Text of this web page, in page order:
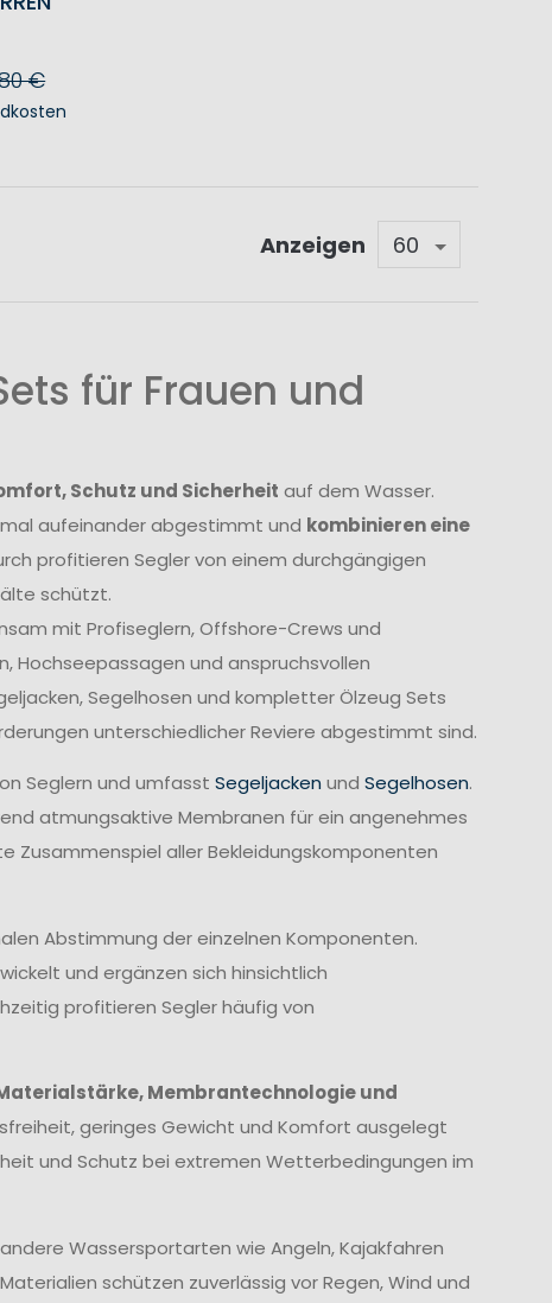
€
Anzeigen
für Frauen und
Schutz und Sicherheit auf dem Wasser.
aufeinander abgestimmt und kombinieren eine
profitieren Segler von einem durchgängigen
schützt.
mit Profiseglern, Offshore-Crews und
Hochseepassagen und anspruchsvollen
Segelhosen und kompletter Ölzeug Sets
unterschiedlicher Reviere abgestimmt sind.
Seglern und umfasst Segeljacken und Segelhosen.
atmungsaktive Membranen für ein angenehmes
Zusammenspiel aller Bekleidungskomponenten
Abstimmung der einzelnen Komponenten.
und ergänzen sich hinsichtlich
profitieren Segler häufig von
Membrantechnologie und
geringes Gewicht und Komfort ausgelegt
und Schutz bei extremen Wetterbedingungen im
Wassersportarten wie Angeln, Kajakfahren
schützen zuverlässig vor Regen, Wind und